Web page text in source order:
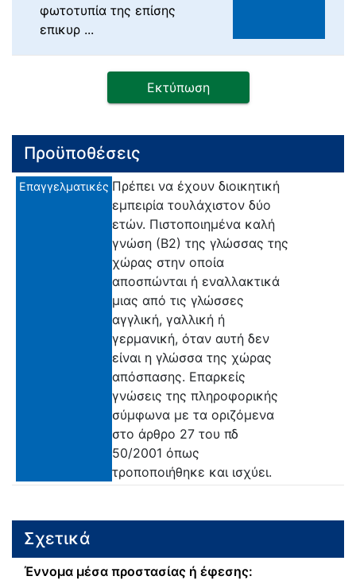
φωτοτυπία της επίσης
επικυρ ...
Εκτύπωση
Προϋποθέσεις
Επαγγελματικές Πρέπει να έχουν διοικητική
εμπειρία τουλάχιστον δύο
ετών. Πιστοποιημένα καλή
γνώση (Β2) της γλώσσας της
χώρας στην οποία
αποσπώνται ή εναλλακτικά
μιας από τις γλώσσες
αγγλική, γαλλική ή
γερμανική, όταν αυτή δεν
είναι η γλώσσα της χώρας
απόσπασης. Επαρκείς
γνώσεις της πληροφορικής
σύμφωνα με τα οριζόμενα
στο άρθρο 27 του πδ
50/2001 όπως
τροποποιήθηκε και ισχύει.
Σχετικά
Έννομα μέσα προστασίας ή έφεσης: